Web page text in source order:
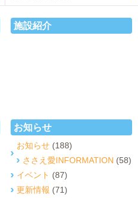
施設紹介
お知らせ
お知らせ(188)
ささえ愛INFORMATION (58)
イベント (87)
更新情報 (71)